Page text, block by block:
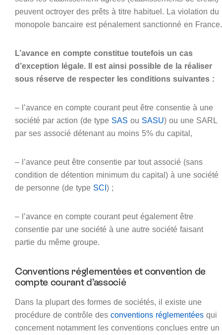
peuvent octroyer des prêts à titre habituel. La violation du
monopole bancaire est pénalement sanctionné en France.
L’avance en compte constitue toutefois un cas
d’exception légale. Il est ainsi possible de la réaliser
sous réserve de respecter les conditions suivantes :
– l’avance en compte courant peut être consentie à une
société par action (de type SAS ou SASU) ou une SARL
par ses associé détenant au moins 5% du capital,
– l’avance peut être consentie par tout associé (sans
condition de détention minimum du capital) à une société
de personne (de type SCI) ;
– l’avance en compte courant peut également être
consentie par une société à une autre société faisant
partie du même groupe.
Conventions réglementées et convention de
compte courant d’associé
Dans la plupart des formes de sociétés, il existe une
procédure de contrôle des conventions réglementées qui
concernent notamment les conventions conclues entre un